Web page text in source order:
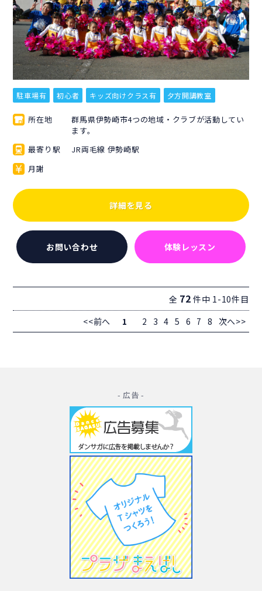
駐車場有 初心者 キッズ向けクラス有 夕方開講教室
所在地
群馬県伊勢崎市4つの地域・クラブが活動してい
ます。
最寄り駅
JR両毛線 伊勢崎駅
月謝
詳細を見る
お問い合わせ 体験レッスン
全 72 件中 1-10件目
<<前へ
1 2 3 4 5 6 7 8 次へ>>
- 広告 -